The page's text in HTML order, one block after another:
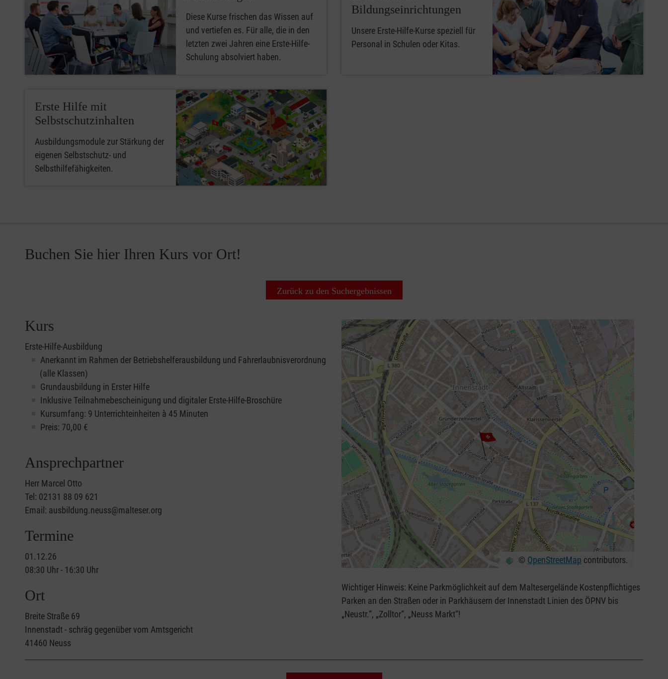
Diese Kurse frischen das Wissen auf
und vertiefen es. Für alle, die in den
letzten zwei Jahren eine Erste-Hilfe-
Schulung absolviert haben.
Bildungseinrichtungen
Unsere Erste-Hilfe-Kurse speziell für
Personal in Schulen oder Kitas.
Erste Hilfe mit
Selbstschutzinhalten
Ausbildungsmodule zur Stärkung der
eigenen Selbstschutz- und
Selbsthilfefähigkeiten.
Buchen Sie hier Ihren Kurs vor Ort!
Zurück zu den Suchergebnissen
Kurs
Erste-Hilfe-Ausbildung
Anerkannt im Rahmen der Betriebshelferausbildung und Fahrerlaubnisverordnung
(alle Klassen)
Grundausbildung in Erster Hilfe
Inklusive Teilnahmebescheinigung und digitaler Erste-Hilfe-Broschüre
Kursumfang: 9 Unterrichteinheiten à 45 Minuten
Preis: 70,00 €
Ansprechpartner
Herr Marcel Otto
Tel: 02131 88 09 621
Email: ausbildung.neuss@malteser.org
Termine
01.12.26
08:30 Uhr - 16:30 Uhr
Ort
Breite Straße 69
Innenstadt - schräg gegenüber vom Amtsgericht
41460 Neuss
⇧
© OpenStreetMap contributors.
Wichtiger Hinweis: Keine Parkmöglichkeit auf dem Maltesergelände Kostenpflichtiges
Parken an den Straßen oder in Parkhäusern der Innenstadt Linien des ÖPNV bis
„Neustr.“, „Zolltor“, „Neuss Markt“!